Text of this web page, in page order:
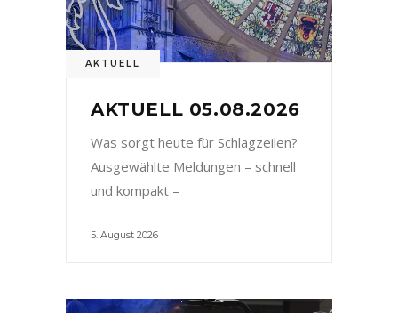
AKTUELL
AKTUELL 05.08.2026
Was sorgt heute für Schlagzeilen?
Ausgewählte Meldungen – schnell
und kompakt –
5. August 2026